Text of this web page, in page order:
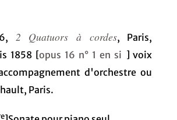
2 Quatuors à cordes, Paris,
1858 [opus 16 n° 1 en si ] voix
d'orchestre ou
Paris.